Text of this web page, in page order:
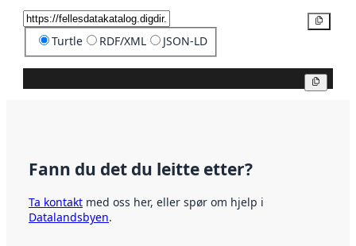
Turtle RDF/XML JSON-LD
Fann du det du leitte etter?
Ta kontakt med oss her, eller spør om hjelp i
Datalandsbyen.